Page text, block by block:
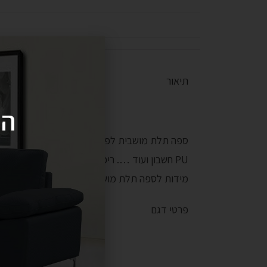
תיאור
ספה תלת מושבית לפינת ישיבה למשרד מדמוי עור
חשבון ועוד …. ריפוד עשוי מדמוי עור PU
מידות לספה תלת מושבית: אורך: 184 ס"מ עומק: 80 ס"מ גובה: 73 ס"מ מידות לספה חד מושבית: אורך: 94 ס"מ עומק: 80 ס"מ גובה: 73 ס"מ
פרטי דגם